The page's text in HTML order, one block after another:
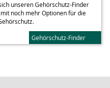
unseren Gehörschutz-Finder
noch mehr Optionen für die
Gehörschutz-Finder